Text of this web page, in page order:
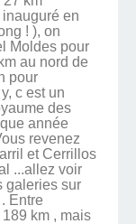
en
! ), on
Moldes pour
au nord de
pour
c est un
des
année
revenez
et Cerrillos
...allez voir
galeries sur
Entre
km , mais